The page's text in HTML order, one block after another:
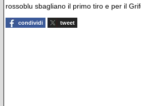
rossoblu sbagliano il primo tiro e per il
condividi tweet